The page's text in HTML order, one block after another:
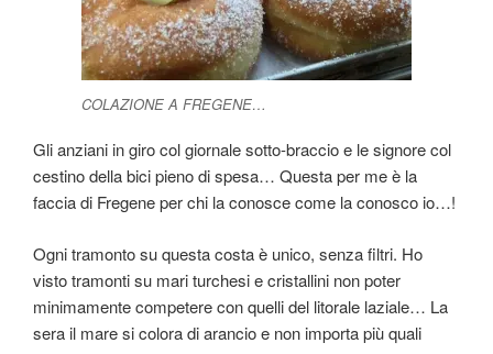
COLAZIONE A FREGENE…
Gli anziani in giro col giornale sotto-braccio e le signore col
cestino della bici pieno di spesa… Questa per me è la
faccia di Fregene per chi la conosce come la conosco io…!
Ogni tramonto su questa costa è unico, senza filtri. Ho
visto tramonti su mari turchesi e cristallini non poter
minimamente competere con quelli del litorale laziale… La
sera il mare si colora di arancio e non importa più quali